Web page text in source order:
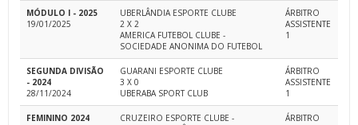
MÓDULO I - 2025
19/01/2025
UBERLÂNDIA ESPORTE CLUBE
2 X 2
AMERICA FUTEBOL CLUBE -
SOCIEDADE ANONIMA DO FUTEBOL
ÁRBITRO
ASSISTENTE
1
SEGUNDA DIVISÃO
- 2024
28/11/2024
GUARANI ESPORTE CLUBE
3 X 0
UBERABA SPORT CLUB
ÁRBITRO
ASSISTENTE
1
FEMININO 2024
CRUZEIRO ESPORTE CLUBE -
ÁRBITRO